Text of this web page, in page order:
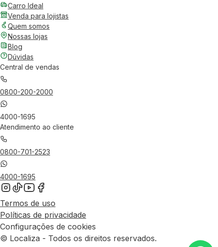
Carro Ideal
Venda para lojistas
Quem somos
Nossas lojas
Blog
Dúvidas
Central de vendas
0800-200-2000
4000-1695
Atendimento ao cliente
0800-701-2523
4000-1695
Termos de uso
Políticas de privacidade
Configurações de cookies
© Localiza - Todos os direitos reservados.